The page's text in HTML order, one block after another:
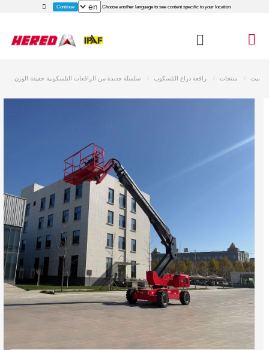
Choose another language to see content specific to your location.
Continue
بيت منتجات رافعة ذراع التلسكوب سلسلة جديدة من الرافعات التلسكوبية خفيفة الوزن